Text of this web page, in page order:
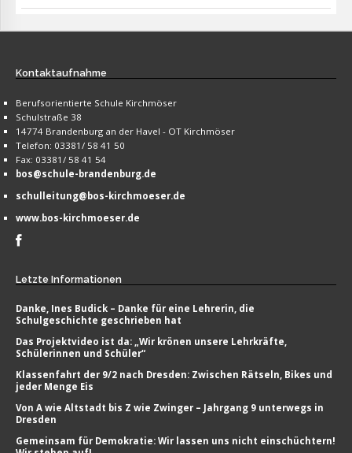
Kontaktaufnahme
Berufsorientierte Schule Kirchmöser
Schulstraße 38
14774 Brandenburg an der Havel - OT Kirchmöser
Telefon: 03381/ 58 41 50
Fax: 03381/ 58 41 54
bos@schule-brandenburg.de
schulleitung@bos-kirchmoeser.de
www.bos-kirchmoeser.de
Letzte Informationen
Danke, Ines Budick – Danke für eine Lehrerin, die
Schulgeschichte geschrieben hat
Das Projektvideo ist da: „Wir krönen unsere Lehrkräfte,
Schülerinnen und Schüler“
Klassenfahrt der 9/2 nach Dresden: Zwischen Rätseln, Bikes und
jeder Menge Eis
Von A wie Altstadt bis Z wie Zwinger – Jahrgang 9 unterwegs in
Dresden
Gemeinsam für Demokratie: Wir lassen uns nicht einschüchtern!